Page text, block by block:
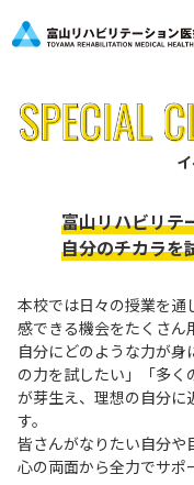
富山リハビリテ
自分のチカラを
本校では日々の授業を通
感できる機会をたくさん
自分にどのような力が
の力を試したい」「多く
が芽生え、理想の自分に
す。
皆さんがなりたい自分や
心の両面から全力でサポ